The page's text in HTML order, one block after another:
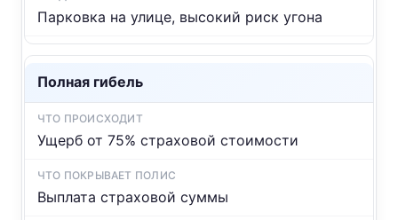
Парковка на улице, высокий риск угона
Полная гибель
Ущерб от 75% страховой стоимости
Выплата страховой суммы